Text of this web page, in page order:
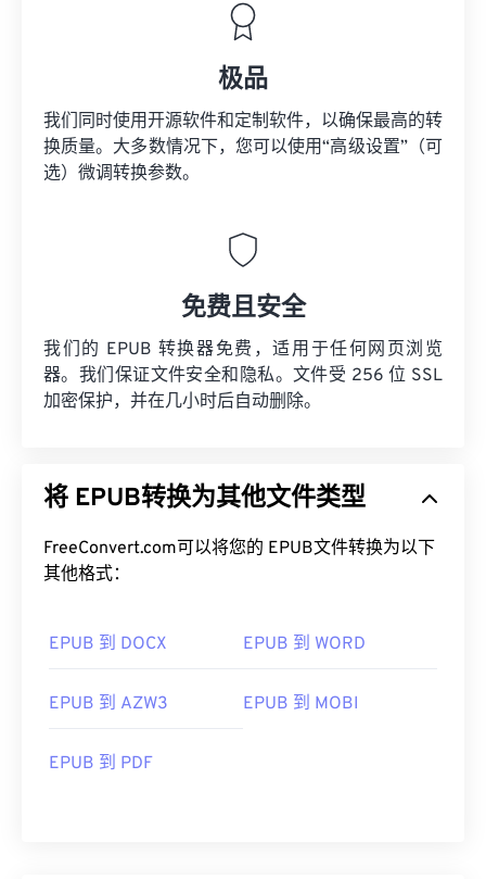
极品
我们同时使用开源软件和定制软件，以确保最高的转
换质量。大多数情况下，您可以使用“高级设置”（可
选）微调转换参数。
免费且安全
我们的 EPUB 转换器免费，适用于任何网页浏览
器。我们保证文件安全和隐私。文件受 256 位 SSL
加密保护，并在几小时后自动删除。
将 EPUB转换为其他文件类型
FreeConvert.com可以将您的 EPUB文件转换为以下
其他格式：
EPUB 到 DOCX EPUB 到 WORD
EPUB 到 AZW3 EPUB 到 MOBI
EPUB 到 PDF